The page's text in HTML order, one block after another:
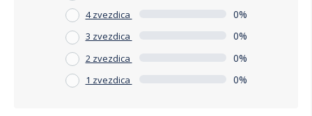
4 zvezdica 0%
3 zvezdica 0%
2 zvezdica 0%
1 zvezdica 0%